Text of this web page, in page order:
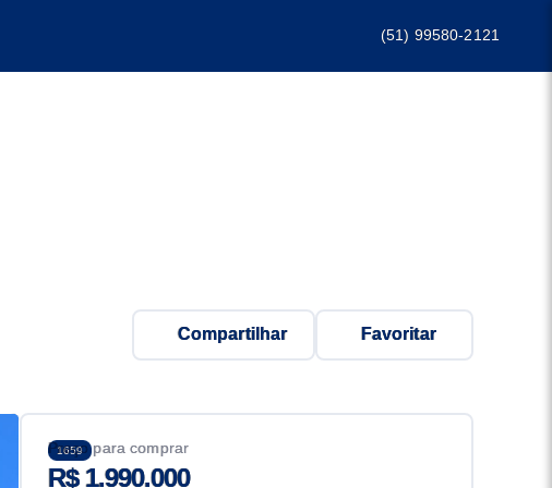
(51) 99580-2121
Compartilhar Favoritar
1659
Preço para comprar
R$ 1.990.000